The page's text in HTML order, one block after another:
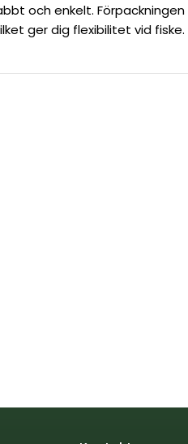
och enkelt. Förpackningen
ger dig flexibilitet vid fiske.